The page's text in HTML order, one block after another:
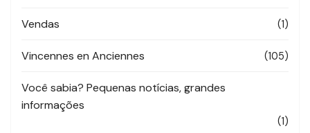
Vendas (1)
Vincennes en Anciennes (105)
Você sabia? Pequenas notícias, grandes
informações
(1)